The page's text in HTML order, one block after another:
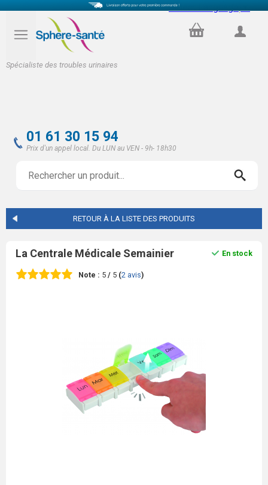
Spécialiste des troubles urinaires
Select Language
PANIER
01 61 30 15 94
Prix d'un appel local. Du LUN au VEN - 9h- 18h30
RETOUR À LA LISTE DES PRODUITS
En stock
La Centrale Médicale Semainier
Note : 5 / 5 (2 avis)